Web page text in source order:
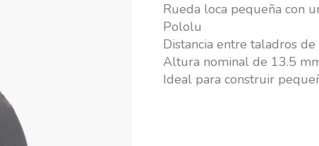
Rueda loca pequeña con
Pololu
Distancia entre taladros
Altura nominal de 13.5
Ideal para construir